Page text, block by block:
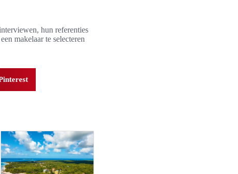
hun referenties
makelaar te selecteren